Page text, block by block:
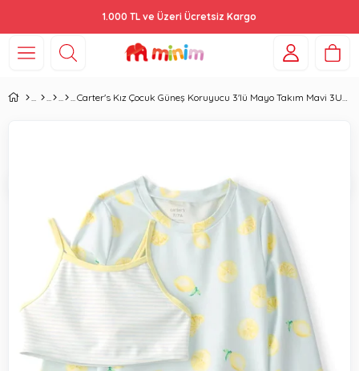
1.000 TL ve Üzeri Ücretsiz Kargo
Carter's Kız Çocuk Güneş Koruyucu 3'lü Mayo Takım Mavi 3U614410